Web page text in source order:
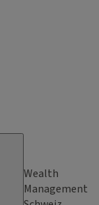
Wealth
Management